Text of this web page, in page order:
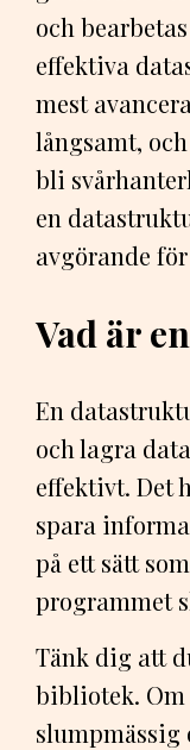
och
effektiva
mest
långsamt,
bli
en
avgörande
Vad är
En
och lagra
effektivt. Det
spara
på ett sätt
programmet
Tänk dig att
bibliotek.